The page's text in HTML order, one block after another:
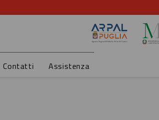
Contatti Assistenza